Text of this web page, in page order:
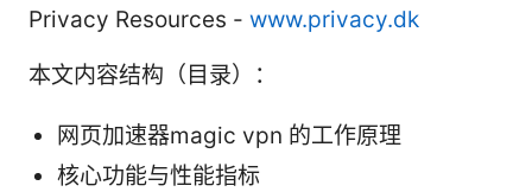
Privacy Resources - www.privacy.dk
本文内容结构（目录）：
网页加速器magic vpn 的工作原理
核心功能与性能指标